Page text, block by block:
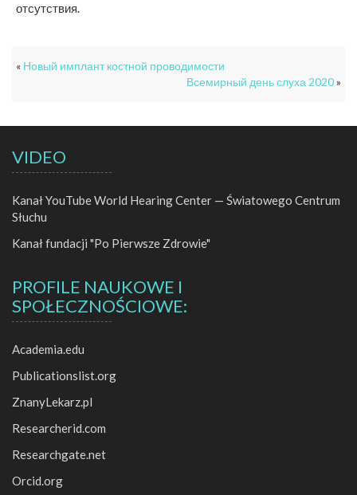
отсутствия.
« Новый имплант костной проводимости
Всемирный день слуха 2020»
VIDEO
Kanał YouTube World Hearing Center — Światowego Centrum
Słuchu
Kanał fundacji "Po Pierwsze Zdrowie"
PROFILE NAUKOWE I
SPOŁECZNOŚCIOWE:
Academia.edu
Publicationslist.org
ZnanyLekarz.pl
Researcherid.com
Researchgate.net
Orcid.org